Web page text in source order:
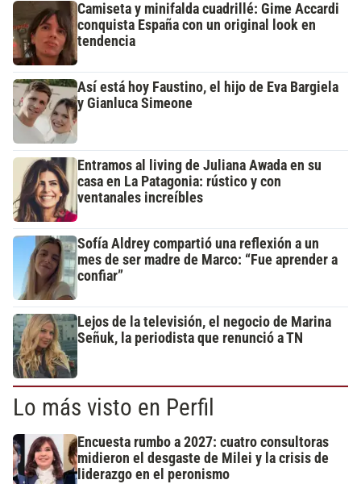
Camiseta y minifalda cuadrillé: Gime Accardi
conquista España con un original look en
tendencia
Así está hoy Faustino, el hijo de Eva Bargiela
y Gianluca Simeone
Entramos al living de Juliana Awada en su
casa en La Patagonia: rústico y con
ventanales increíbles
Sofía Aldrey compartió una reflexión a un
mes de ser madre de Marco: “Fue aprender a
confiar”
Lejos de la televisión, el negocio de Marina
Señuk, la periodista que renunció a TN
Lo más visto en Perfil
Encuesta rumbo a 2027: cuatro consultoras
midieron el desgaste de Milei y la crisis de
liderazgo en el peronismo